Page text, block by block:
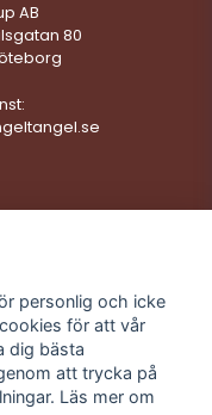
AB
80
leveranser
köp
över 499:-
kundtjänst
personlig och icke
för att vår
dig bästa
att trycka på
Läs mer om